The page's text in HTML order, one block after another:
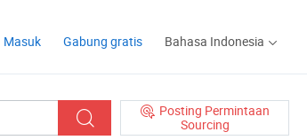
Masuk Gabung gratis Bahasa Indonesia
Posting Permintaan
Sourcing